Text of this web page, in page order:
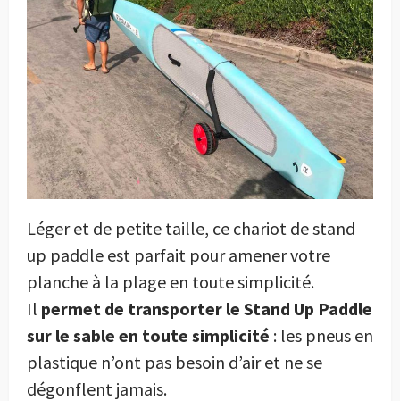
Léger et de petite taille, ce chariot de stand
up paddle est parfait pour amener votre
planche à la plage en toute simplicité.
Il permet de transporter le Stand Up Paddle
sur le sable en toute simplicité : les pneus en
plastique n’ont pas besoin d’air et ne se
dégonflent jamais.